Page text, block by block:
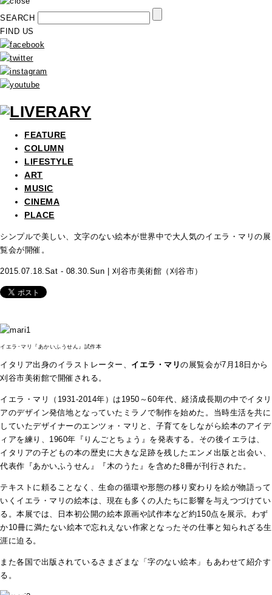
SEARCH
FIND US
FEATURE
COLUMN
LIFESTYLE
ART
MUSIC
CINEMA
PLACE
シンプルで美しい、文字のない絵本が世界中で大人気のイエラ・マリの展
覧会が開催。
2015.07.18.Sat - 08.30.Sun | 刈谷市美術館（刈谷市）
イエラ･マリ『あかいふうせん』試作本
イタリア出身のイラストレーター、 イエラ・マリの展覧会が7月18日から
刈谷市美術館で開催される。
イエラ・マリ（1931‐2014年）は1950～60年代、経済成長期の中でイタリ
アのデザイン発信地となっていたミラノで制作を始めた。当時生活を共に
していたデザイナーのエンツォ・マリと、子育てをしながら絵本のアイデ
ィアを練り、1960年『りんごとちょう』を発表する。その後イエラは、
イタリアの子どもの本の歴史に大きな足跡を残したエンメ出版と出会い、
代表作『あかいふうせん』『木のうた』を含めた8冊が刊行された。
テキストに頼ることなく、生命の循環や形態の移り変わりを絵が物語って
いくイエラ・マリの絵本は、現在も多くの人たちに影響を与えつづけてい
る。本展では、日本初公開の絵本原画や試作本など約150点を展示。わず
か10冊に満たない絵本で忘れえない作家となったその仕事と知られざる生
涯に迫る。
また各国で出版されているさまざまな「字のない絵本」もあわせて紹介す
る。